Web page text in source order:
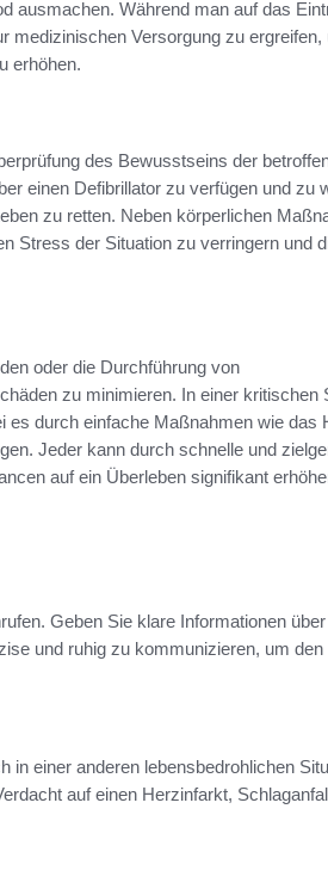
ausmachen. Während man auf das
Versorgung zu ergreifen,
erhöhen.
des Bewusstseins der
einen Defibrillator zu verfügen und zu
zu retten. Neben körperlichen
Stress der Situation zu verringern und
oder die Durchführung von
zu minimieren. In einer kritischen
es durch einfache Maßnahmen wie das
Jeder kann durch schnelle und
auf ein Überleben signifikant
Geben Sie klare Informationen
und ruhig zu kommunizieren, um den
in einer anderen lebensbedrohlichen
auf einen Herzinfarkt,